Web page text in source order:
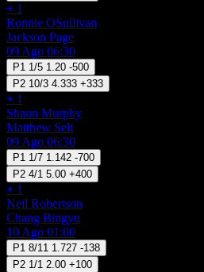
+ 1
Ronnie OSullivan
Jackson Page
09 Ago 06:30
P1 1/5 1.20 -500
P2 10/3 4.333 +333
+ 1
Shaun Murphy
Matthew Selt
09 Ago 06:30
P1 1/7 1.142 -700
P2 4/1 5.00 +400
+ 1
Neil Robertson
Chang Bingyu
10 Ago 01:00
P1 8/11 1.727 -138
P2 1/1 2.00 +100